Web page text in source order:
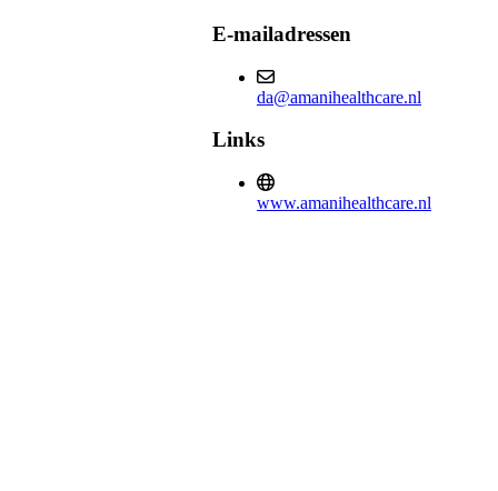
E-mailadressen
da@amanihealthcare.nl
Links
www.amanihealthcare.nl